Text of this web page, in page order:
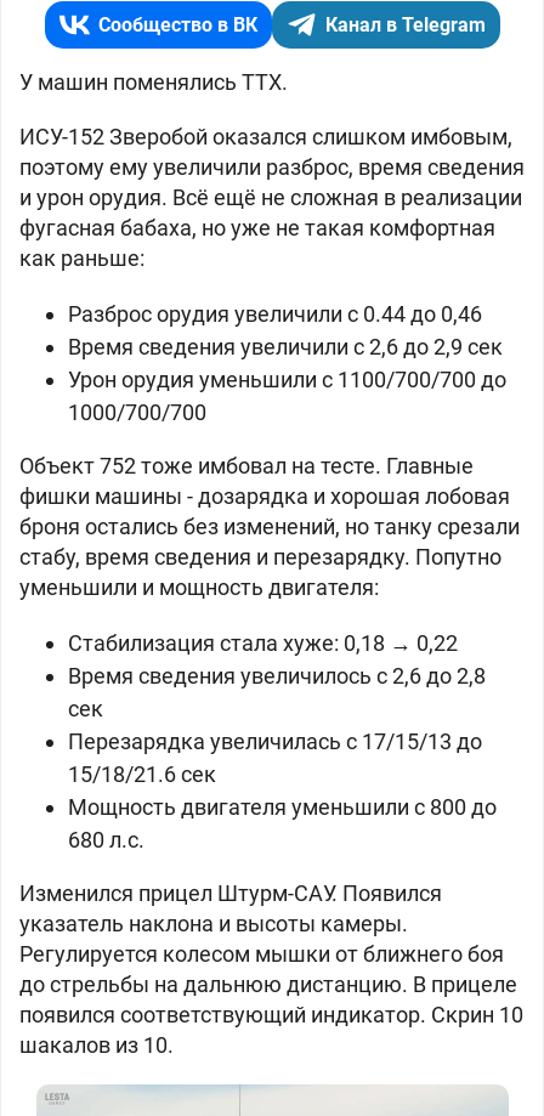
Сообщество в ВК Канал в Telegram
У машин поменялись ТТХ.
ИСУ-152 Зверобой оказался слишком имбовым,
поэтому ему увеличили разброс, время сведения
и урон орудия. Всё ещё не сложная в реализации
фугасная бабаха, но уже не такая комфортная
как раньше:
Разброс орудия увеличили с 0.44 до 0,46
Время сведения увеличили с 2,6 до 2,9 сек
Урон орудия уменьшили с 1100/700/700 до
1000/700/700
Объект 752 тоже имбовал на тесте. Главные
фишки машины - дозарядка и хорошая лобовая
броня остались без изменений, но танку срезали
стабу, время сведения и перезарядку. Попутно
уменьшили и мощность двигателя:
Стабилизация стала хуже: 0,18 → 0,22
Время сведения увеличилось с 2,6 до 2,8
сек
Перезарядка увеличилась с 17/15/13 до
15/18/21.6 сек
Мощность двигателя уменьшили с 800 до
680 л.с.
Изменился прицел Штурм-САУ. Появился
указатель наклона и высоты камеры.
Регулируется колесом мышки от ближнего боя
до стрельбы на дальнюю дистанцию. В прицеле
появился соответствующий индикатор. Скрин 10
шакалов из 10.